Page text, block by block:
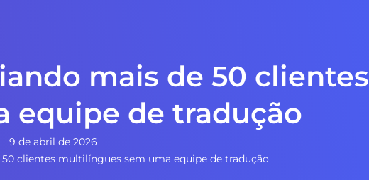
mais de 50 clientes
equipe de tradução
9 de abril de 2026
clientes multilíngues sem uma equipe de tradução